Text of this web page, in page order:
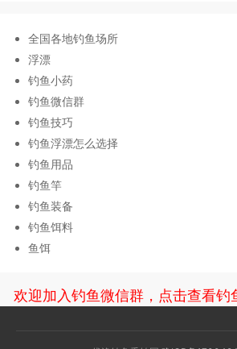
全国各地钓鱼场所
浮漂
钓鱼小药
钓鱼微信群
钓鱼技巧
钓鱼浮漂怎么选择
钓鱼用品
钓鱼竿
钓鱼装备
钓鱼饵料
鱼饵
欢迎加入钓鱼微信群，点击查看钓